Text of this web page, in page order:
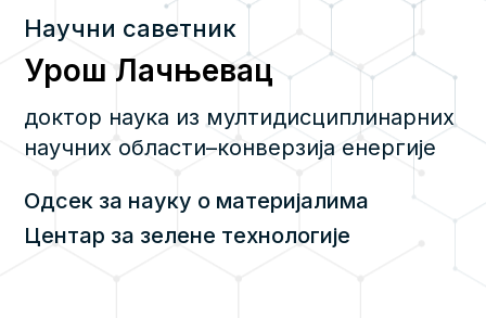
Научни саветник
Урош Лачњевац
доктор наука из мултидисциплинарних
научних области–конверзија енергије
Одсек за науку о материјалима
Центар за зелене технологије